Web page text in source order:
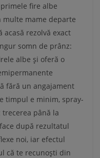
fire albe
mame departe
acasă rezolvă exact
somn de prânz:
albe și oferă o
fără un angajament
timpul e minim, spray-
până la
după rezultatul
noi, iar efectul
că te recunoști din